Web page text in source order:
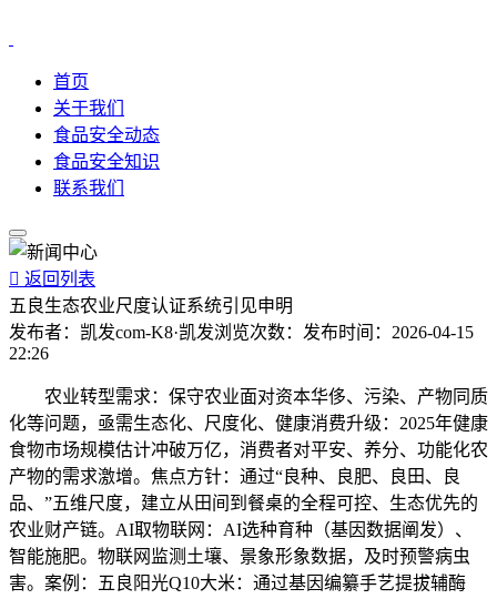
首页
关于我们
食品安全动态
食品安全知识
联系我们
 返回列表
五良生态农业尺度认证系统引见申明
发布者： 凯发com-K8·凯发浏览次数： 发布时间： 2026-04-15
22:26
农业转型需求：保守农业面对资本华侈、污染、产物同质
化等问题，亟需生态化、尺度化、健康消费升级：2025年健康
食物市场规模估计冲破万亿，消费者对平安、养分、功能化农
产物的需求激增。焦点方针：通过“良种、良肥、良田、良
品、”五维尺度，建立从田间到餐桌的全程可控、生态优先的
农业财产链。AI取物联网：AI选种育种（基因数据阐发）、
智能施肥。物联网监测土壤、景象形象数据，及时预警病虫
害。案例：五良阳光Q10大米：通过基因编纂手艺提拔辅酶